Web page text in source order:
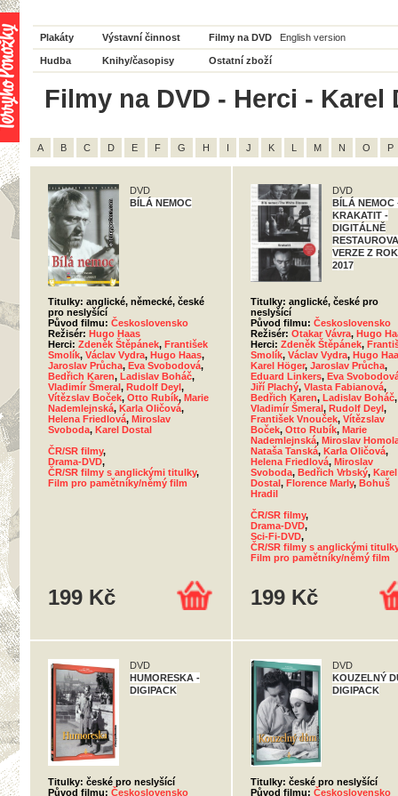
Plakáty Výstavní činnost Filmy na DVD English version
Hudba Knihy/časopisy Ostatní zboží
Filmy na DVD - Herci - Karel
A B C D E F G H I J K L M N O P
DVD
BÍLÁ NEMOC
Titulky: anglické, německé, české
pro neslyšící
Původ filmu: Československo
Režisér: Hugo Haas
Herci: Zdeněk Štěpánek, František
Smolík, Václav Vydra, Hugo Haas,
Jaroslav Průcha, Eva Svobodová,
Bedřich Karen, Ladislav Boháč,
Vladimír Šmeral, Rudolf Deyl,
Vítězslav Boček, Otto Rubík, Marie
Nademlejnská, Karla Oličová,
Helena Friedlová, Miroslav
Svoboda, Karel Dostal
ČR/SR filmy,
Drama-DVD,
ČR/SR filmy s anglickými titulky,
Film pro pamětníky/němý film
199 Kč
DVD
BÍLÁ NEMOC
KRAKATIT -
DIGITÁLNĚ
VERZE Z
2017
Titulky: anglické, české pro
neslyšící
Původ filmu: Československo
Režisér: Otakar Vávra, Hugo
Herci: Zdeněk Štěpánek,
Smolík, Václav Vydra, Hugo
Karel Höger, Jaroslav Průcha,
Eduard Linkers, Eva
Jiří Plachý, Vlasta Fabianová,
Bedřich Karen, Ladislav Boháč,
Vladimír Šmeral, Rudolf Deyl,
František Vnouček, Vítězslav
Boček, Otto Rubík, Marie
Nademlejnská, Miroslav
Nataša Tanská, Karla Oličová,
Helena Friedlová, Miroslav
Svoboda, Bedřich Vrbský, Karel
Dostal, Florence Marly, Bohuš
Hradil
ČR/SR filmy,
Drama-DVD,
Sci-Fi-DVD,
ČR/SR filmy s anglickými titulky
Film pro pamětníky/němý film
199 Kč
DVD
HUMORESKA -
DIGIPACK
Titulky: české pro neslyšící
Původ filmu: Československo
DVD
KOUZELNÝ
DIGIPACK
Titulky: české pro neslyšící
Původ filmu: Československo